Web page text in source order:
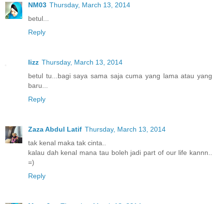
NM03 Thursday, March 13, 2014
betul...
Reply
lizz Thursday, March 13, 2014
betul tu...bagi saya sama saja cuma yang lama atau yang
baru...
Reply
Zaza Abdul Latif Thursday, March 13, 2014
tak kenal maka tak cinta..
kalau dah kenal mana tau boleh jadi part of our life kannn..
=)
Reply